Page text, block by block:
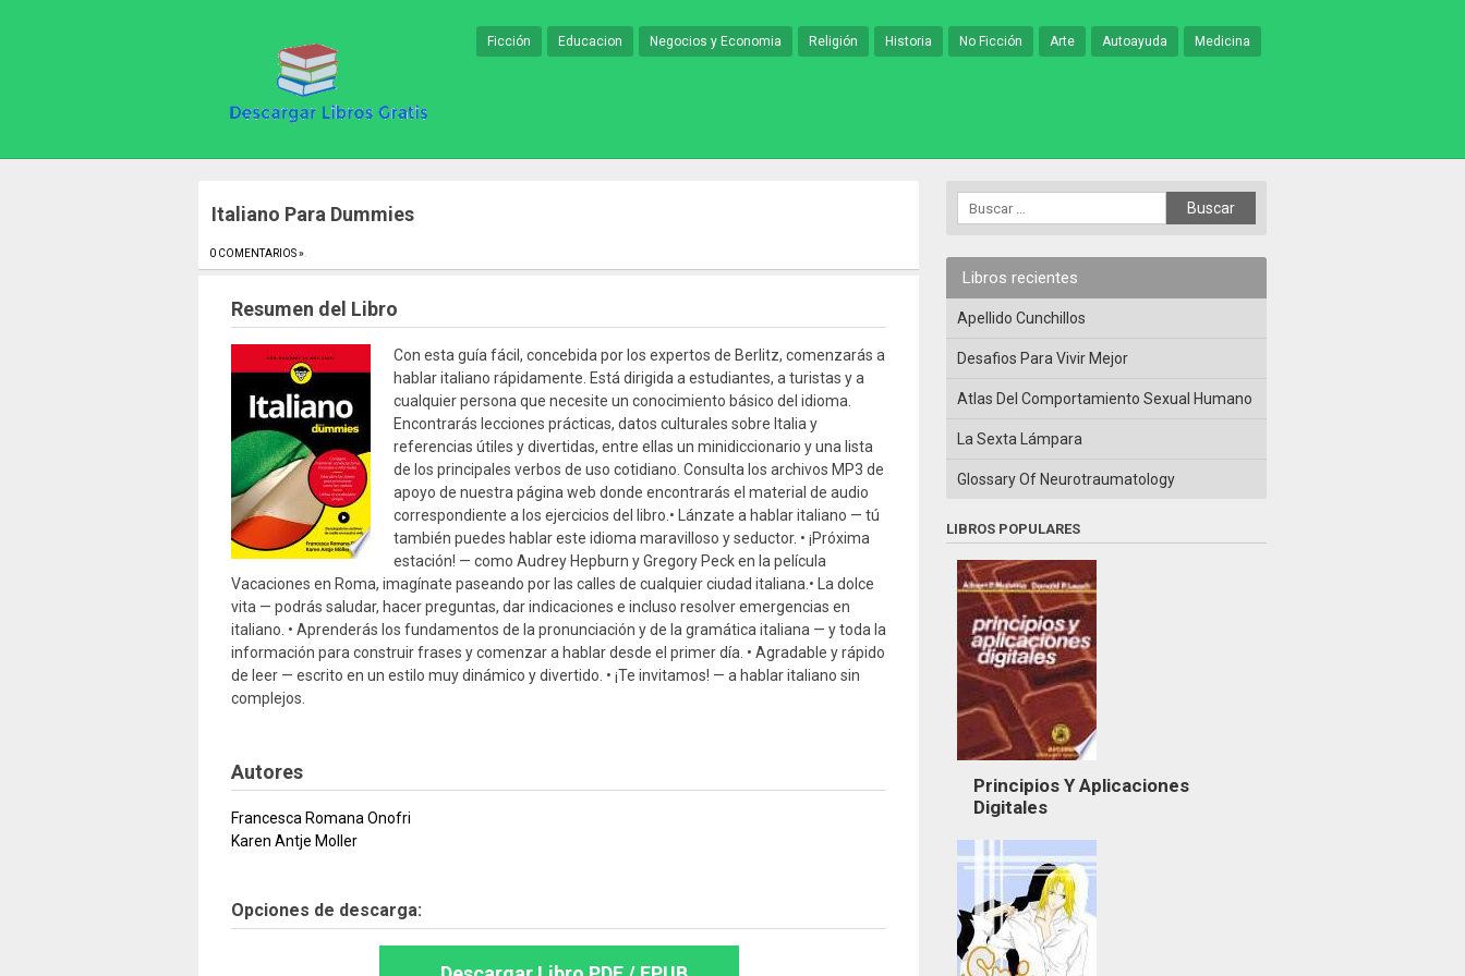
Ficción Educacion Negocios y Economia Religión Historia No Ficción Arte Autoayuda Medicina
Italiano Para Dummies
0 COMENTARIOS »
Resumen del Libro
Con esta guía fácil, concebida por los expertos de Berlitz, comenzarás a
hablar italiano rápidamente. Está dirigida a estudiantes, a turistas y a
cualquier persona que necesite un conocimiento básico del idioma.
Encontrarás lecciones prácticas, datos culturales sobre Italia y
referencias útiles y divertidas, entre ellas un minidiccionario y una lista
de los principales verbos de uso cotidiano. Consulta los archivos MP3 de
apoyo de nuestra página web donde encontrarás el material de audio
correspondiente a los ejercicios del libro.• Lánzate a hablar italiano — tú
también puedes hablar este idioma maravilloso y seductor. • ¡Próxima
estación! — como Audrey Hepburn y Gregory Peck en la película
Vacaciones en Roma, imagínate paseando por las calles de cualquier ciudad italiana.• La dolce
vita — podrás saludar, hacer preguntas, dar indicaciones e incluso resolver emergencias en
italiano. • Aprenderás los fundamentos de la pronunciación y de la gramática italiana — y toda la
información para construir frases y comenzar a hablar desde el primer día. • Agradable y rápido
de leer — escrito en un estilo muy dinámico y divertido. • ¡Te invitamos! — a hablar italiano sin
complejos.
Autores
Francesca Romana Onofri
Karen Antje Moller
Opciones de descarga:
Libros recientes
Apellido Cunchillos
Desafios Para Vivir Mejor
Atlas Del Comportamiento Sexual Humano
La Sexta Lámpara
Glossary Of Neurotraumatology
LIBROS POPULARES
Principios Y Aplicaciones
Digitales